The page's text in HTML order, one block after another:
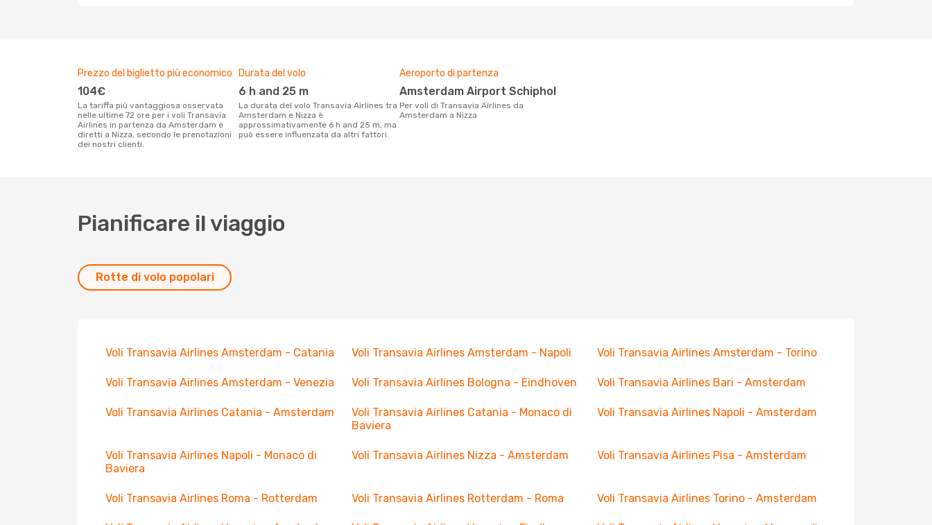
Prezzo del biglietto più economico
104€
La tariffa più vantaggiosa osservata
nelle ultime 72 ore per i voli Transavia
Airlines in partenza da Amsterdam e
diretti a Nizza, secondo le prenotazioni
dei nostri clienti.
Durata del volo
6 h and 25 m
La durata del volo Transavia Airlines tra
Amsterdam e Nizza è
approssimativamente 6 h and 25 m, ma
può essere influenzata da altri fattori.
Aeroporto di partenza
Amsterdam Airport Schiphol
Per voli di Transavia Airlines da
Amsterdam a Nizza
Pianificare il viaggio
Rotte di volo popolari
Voli Transavia Airlines Amsterdam - Catania Voli Transavia Airlines Amsterdam - Napoli Voli Transavia Airlines Amsterdam - Torino
Voli Transavia Airlines Amsterdam - Venezia Voli Transavia Airlines Bologna - Eindhoven Voli Transavia Airlines Bari - Amsterdam
Voli Transavia Airlines Catania - Amsterdam
Voli Transavia Airlines Catania - Monaco di
Baviera
Voli Transavia Airlines Napoli - Amsterdam
Voli Transavia Airlines Napoli - Monaco di
Baviera
Voli Transavia Airlines Nizza - Amsterdam Voli Transavia Airlines Pisa - Amsterdam
Voli Transavia Airlines Roma - Rotterdam Voli Transavia Airlines Rotterdam - Roma Voli Transavia Airlines Torino - Amsterdam